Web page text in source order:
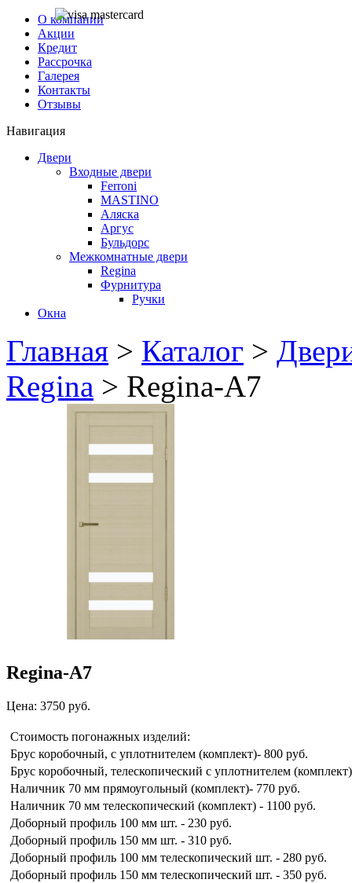
О компании
Акции
Кредит
Рассрочка
Галерея
Контакты
Отзывы
Навигация
Двери
Входные двери
Ferroni
MASTINO
Аляска
Аргус
Бульдорс
Межкомнатные двери
Regina
Фурнитура
Ручки
Окна
Главная > Каталог >
Regina > Regina-A7
Regina-A7
Цена: 3750 руб.
Стоимость погонажных изделий:
Брус коробочный, с уплотнителем (комплект)- 800 руб.
Брус коробочный, телескопический с уплотнителем
Наличник 70 мм прямоугольный (комплект)- 770 руб.
Наличник 70 мм телескопический (комплект) - 1100 руб.
Доборный профиль 100 мм шт. - 230 руб.
Доборный профиль 150 мм шт. - 310 руб.
Доборный профиль 100 мм телескопический шт. - 280 руб.
Доборный профиль 150 мм телескопический шт. - 350 руб.